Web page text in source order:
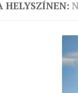
HELYSZÍNEN: